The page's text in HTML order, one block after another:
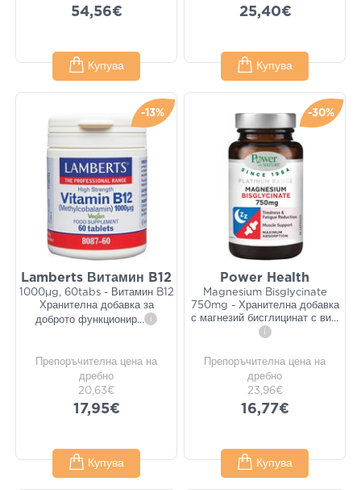
54,56€
Купува
25,40€
Купува
-13%
Lamberts Витамин B12
1000μg, 60tabs - Витамин B12
Хранителна добавка за
доброто функционир... i
Препоръчителна цена на
дребно
20,63€
17,95€
Купува
-30%
Power Health
Magnesium Bisglycinate
750mg - Хранителна добавка
с магнезий бисглицинат с ви...
i
Препоръчителна цена на
дребно
23,96€
16,77€
Купува